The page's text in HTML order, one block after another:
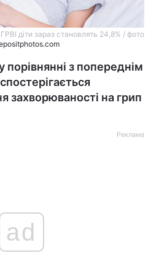
діти зараз становлять 24,8% / фото
з попереднім
захворюваності на грип
Реклама
ad